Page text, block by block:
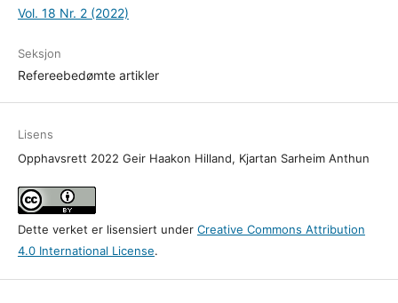
Vol. 18 Nr. 2 (2022)
Seksjon
Refereebedømte artikler
Lisens
Opphavsrett 2022 Geir Haakon Hilland, Kjartan Sarheim Anthun
Dette verket er lisensiert under Creative Commons Attribution
4.0 International License.